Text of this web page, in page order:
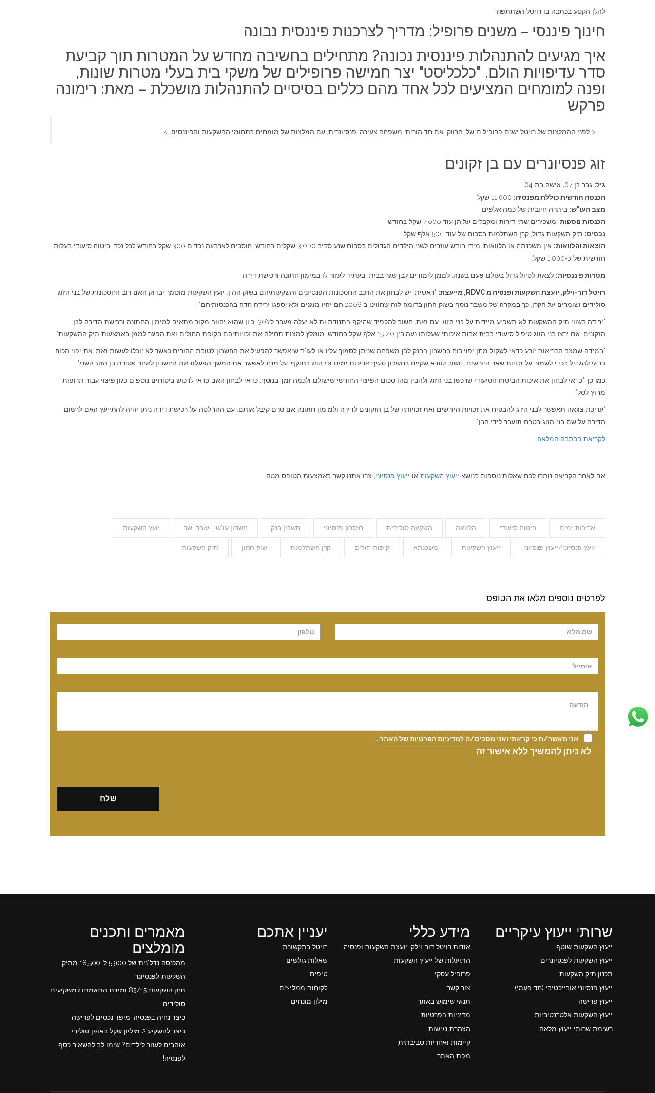
להלן הקטע בכתבה בו רויטל השתתפה:
חינוך פיננסי – משנים פרופיל: מדריך לצרכנות פיננסית נבונה
איך מגיעים להתנהלות פיננסית נכונה? מתחילים בחשיבה מחדש על המטרות תוך קביעת
סדר עדיפויות הולם. "כלכליסט" יצר חמישה פרופילים של משקי בית בעלי מטרות שונות,
ופנה למומחים המציעים לכל אחד מהם כללים בסיסיים להתנהלות מושכלת – מאת: רימונה
פרקש
< לפני ההמלצות של רויטל ישנם פרופילים של: הרווק, אם חד הורית, משפחה צעירה, פנסיונרית, עם המלצות של מומחים בתחומי ההשקעות והפיננסים. >
זוג פנסיונרים עם בן זקונים
גיל: גבר בן 67, אישה בת 64
הכנסה חודשית כוללת מפנסיה:
מצב העו"ש: ביתרה חיובית של כמה אלפים
הכנסות נוספות: משכירים שתי דירות ומקבלים עליהן עוד 7,000 שקל בחודש
נכסים: תיק השקעות גדול, קרן השתלמות בסכום של עוד 500 אלף שקל
הוצאות והלוואות:
אין משכנתה או הלוואות. מידי חודש עוזרים לשני הילדים הגדולים בסכום שנע סביב 3,000 שקלים בחודש. חוסכים לארבעה נכדים 300 שקל בחודש לכל נכד. ביטוח סיעודי בעלות
חודשית של כ-1,000 שקל.
מטרות פיננסיות: לצאת לטיול גדול בעולם פעם בשנה. לממן לימודים לבן שגר בבית ובעתיד לעזור לו במימון חתונה ורכישת דירה
רויטל דור-וילק, יועצת השקעות ופנסיה מ RDVC, מייעצת:
"ראשית, יש לבחון את הרכב החסכונות הפנסיונים והשקעותיהם בשוק ההון. יועץ השקעות מוסמך יבדוק האם רוב החסכונות של בני הזוג
סולידים ושומרים על הקרן, כך במקרה של משבר נוסף בשוק ההון בדומה לזה שחווינו ב 2008 הם יהיו מוגנים ולא יספגו ירידה חדה בהכנסותיהם".
"ירידה בשווי תיק ההשקעות לא תשפיע מיידית על בני הזוג. עם זאת, חשוב להקפיד שהיקף התנודתיות לא יעלה מעבר ל30%, כיון שהוא יהווה מקור מתאים למימון החתונה ורכישת הדירה לבן
הזקונים. אם ירצו בני הזוג טיפול סיעודי בבית אבות איכותי שעלותו נעה בין 15-20 אלף שקל בחודש, מומלץ למצות תחילה את זכויותיהם בקופת החולים ואת הפער לממן באמצעות תיק ההשקעות".
"במידה שמצב הבריאות יורע כדאי לשקול מתן יפוי כוח בחשבון הבנק לבן משפחה שניתן לסמוך עליו או לעו"ד שיאפשר להפעיל את החשבון לטובת ההורים כאשר לא יוכלו לעשות זאת. את יפוי הכוח
כדאי להגביל בכדי לשמור על זכויות שאר היורשים. חשוב לוודא שקיים בחשבון סעיף אריכות ימים וכי הוא בתוקף, על מנת לאפשר את המשך הפעלת את החשבון לאחר פטירת בן הזוג השני".
כמו כן, "כדאי לבחון את איכות הביטוח הסיעודי שרכשו בני הזוג ולהבין מהו סכום הפיצוי החודשי שישולם ולכמה זמן. בנוסף, כדאי לבחון האם כדאי לרכוש ביטוחים נוספים כגון פיצוי עבור תרופות
מחוץ לסל".
"עריכת צוואה תאפשר לבני הזוג להבטיח את זכויות היורשים ואת זכויותיו של בן הזקונים לדירה ולמימון חתונה אם טרם קיבל אותם. עם ההחלטה על רכישת דירה ניתן יהיה להתייעץ האם לרשום
הדירה על שם בני הזוג בטרם תועבר לידי הבן".
לקריאת הכתבה המלאה
אם לאחר הקריאה נותרו לכם שאלות נוספות בנושא ייעוץ השקעות או ייעוץ פנסיוני , צרו אתנו קשר באמצעות הטופס מטה.
אריכות ימים ביטוח סיעודי הלוואה השקעה סולידית חיסכון פנסיוני חשבון בנק חשבון עו"ש - עובר ושב יועץ השקעות
יועץ פנסיוני/ייעוץ פנסיוני ייעוץ השקעות משכנתא קופות חולים קרן השתלמות שוק ההון תיק השקעות
לפרטים נוספים מלאו את הטופס
אני מאשר/ת כי קראתי ואני מסכים/ה למדיניות הפרטיות של האתר .
לא ניתן להמשיך ללא אישור זה
שרותי ייעוץ עיקריים
ייעוץ השקעות שוטף
ייעוץ השקעות לפנסיונרים
תכנון תיק השקעות
ייעוץ פנסיוני אובייקטיבי (חד פעמי)
ייעוץ פרישה
ייעוץ השקעות אלטרנטיביות
רשימת שרותי ייעוץ מלאה
מידע כללי
אודות רויטל דור-וילק, יועצת השקעות ופנסיה
התועלות של ייעוץ השקעות
פרופיל עסקי
צור קשר
תנאי שימוש באתר
מדיניות הפרטיות
הצהרת נגישות
קיימות ואחריות סביבתית
מפת האתר
יעניין אתכם
רויטל בתקשורת
שאלות גולשים
טיפים
לקוחות ממליצים
מילון מונחים
מאמרים ותכנים
מומלצים
מהכנסה נדל"נית של 5,900 ל-18,500 מתיק
השקעות לפנסיונר
תיק השקעות 85/15 ומידת התאמתו למשקיעים
סולידים
כיצד נחיה בפנסיה: מיפוי נכסים לפרישה
כיצד להשקיע 2 מיליון שקל באופן סולידי
אוהבים לעזור לילדים? שימו לב להשאיר כסף
לפנסיה!